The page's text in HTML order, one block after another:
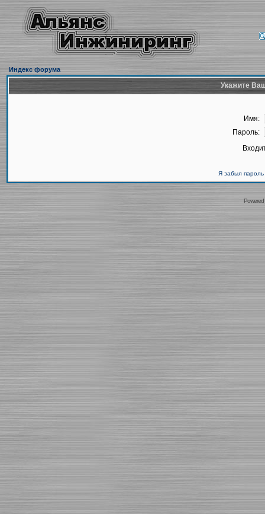
Индекс форума
Укажите
Имя:
Пароль:
Я забыл пароль